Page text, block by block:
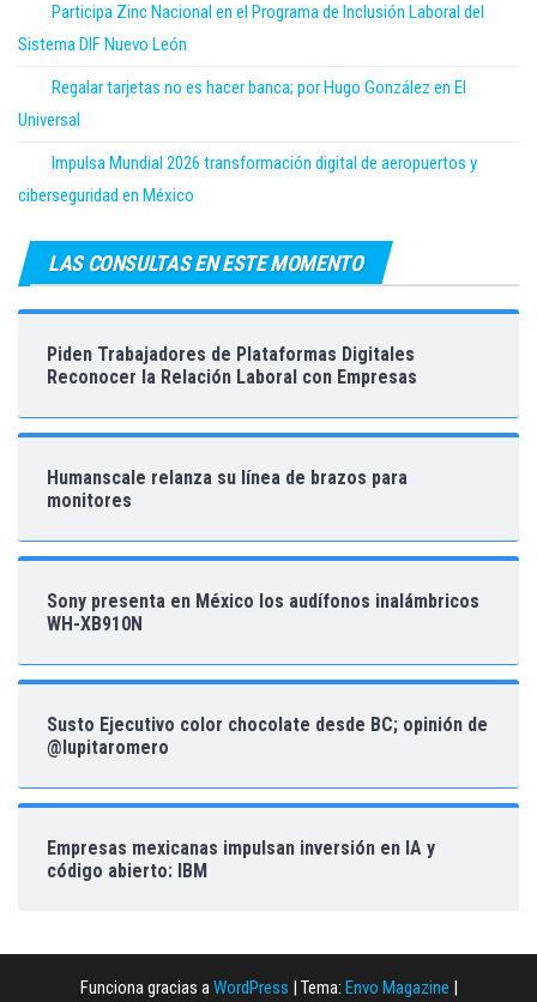
Participa Zinc Nacional en el Programa de Inclusión Laboral del
Sistema DIF Nuevo León
Regalar tarjetas no es hacer banca; por Hugo González en El
Universal
Impulsa Mundial 2026 transformación digital de aeropuertos y
ciberseguridad en México
LAS CONSULTAS EN ESTE MOMENTO
Piden Trabajadores de Plataformas Digitales
Reconocer la Relación Laboral con Empresas
Humanscale relanza su línea de brazos para
monitores
Sony presenta en México los audífonos inalámbricos
WH-XB910N
Susto Ejecutivo color chocolate desde BC; opinión de
@lupitaromero
Empresas mexicanas impulsan inversión en IA y
código abierto: IBM
Funciona gracias aWordPress | Tema: Envo Magazine |